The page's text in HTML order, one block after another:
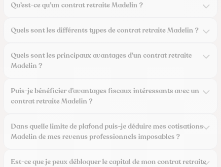
Qu’est-ce qu’un contrat retraite Madelin ?
Quels sont les différents types de contrat retraite Madelin ?
Quels sont les principaux avantages d’un contrat retraite
Madelin ?
Puis-je bénéficier d’avantages fiscaux intéressants avec un
contrat retraite Madelin ?
Dans quelle limite de plafond puis-je déduire mes cotisations
Madelin de mes revenus professionnels imposables ?
Est-ce que je peux débloquer le capital de mon contrat retraite